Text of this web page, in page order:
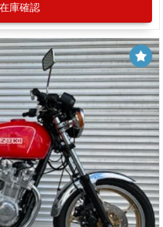
庫確認